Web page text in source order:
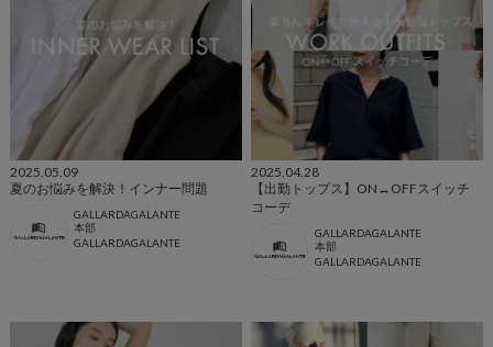
2025.05.09
夏のお悩みを解決！インナー問題
GALLARDAGALANTE
本部
GALLARDAGALANTE
2025.04.28
【出勤トップス】ON↔︎OFFスイッチ
コーデ
GALLARDAGALANTE
本部
GALLARDAGALANTE